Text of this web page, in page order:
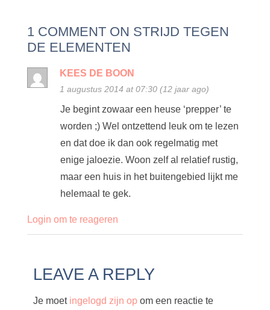
1 COMMENT ON STRIJD TEGEN
DE ELEMENTEN
KEES DE BOON
1 augustus 2014 at 07:30 (12 jaar ago)
Je begint zowaar een heuse ‘prepper’ te
worden ;) Wel ontzettend leuk om te lezen
en dat doe ik dan ook regelmatig met
enige jaloezie. Woon zelf al relatief rustig,
maar een huis in het buitengebied lijkt me
helemaal te gek.
Login om te reageren
LEAVE A REPLY
Je moet ingelogd zijn opom een reactie te